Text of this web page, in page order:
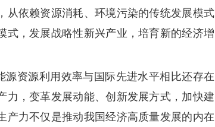
依赖资源消耗、环境污染的传统发展模式
，发展战略性新兴产业，培育新的经济增
资源利用效率与国际先进水平相比还存在
，变革发展动能、创新发展方式，加快建
力不仅是推动我国经济高质量发展的内在